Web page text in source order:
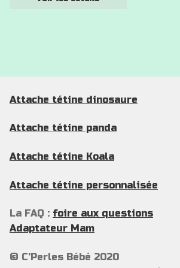
Attache tétine dinosaure
Attache tétine panda
Attache tétine Koala
Attache tétine personnalisée
La FAQ : foire aux questions
Adaptateur Mam
© C'Perles Bébé 2020